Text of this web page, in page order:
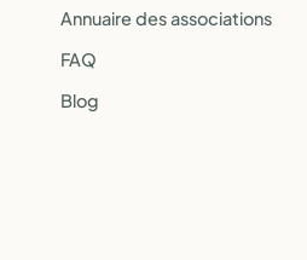
Annuaire des associations
FAQ
Blog